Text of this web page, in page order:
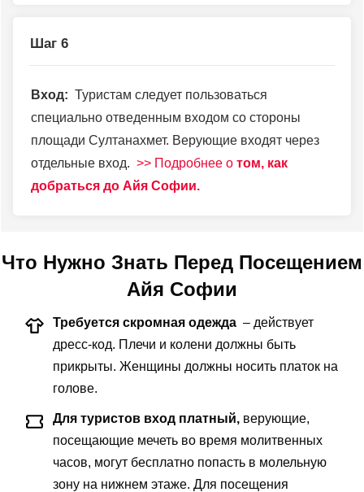
Шаг 6
Вход: Туристам следует пользоваться
специально отведенным входом со стороны
площади Султанахмет. Верующие входят через
отдельные вход. >> Подробнее о том, как
добраться до Айя Софии.
Что Нужно Знать Перед Посещением
Айя Софии
Требуется скромная одежда – действует
дресс-код. Плечи и колени должны быть
прикрыты. Женщины должны носить платок на
голове.
Для туристов вход платный, верующие,
посещающие мечеть во время молитвенных
часов, могут бесплатно попасть в молельную
зону на нижнем этаже. Для посещения